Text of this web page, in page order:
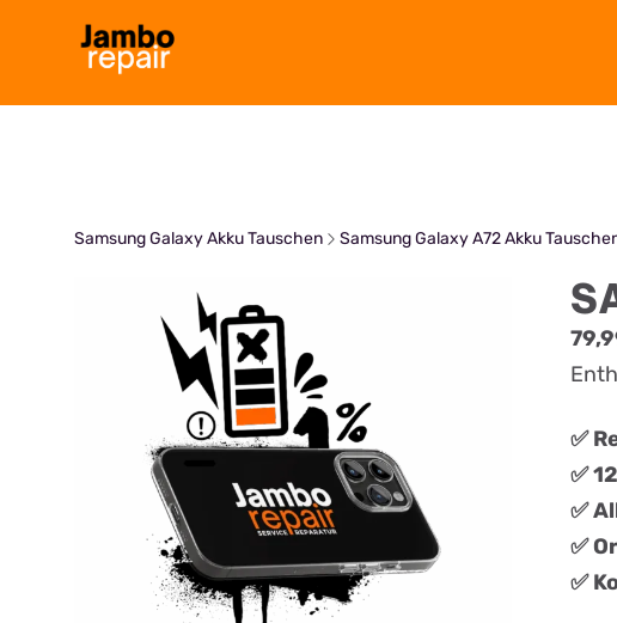
Samsung Galaxy Akku Tauschen Samsung Galaxy A72 Akku
✅
✅
✅
✅
✅